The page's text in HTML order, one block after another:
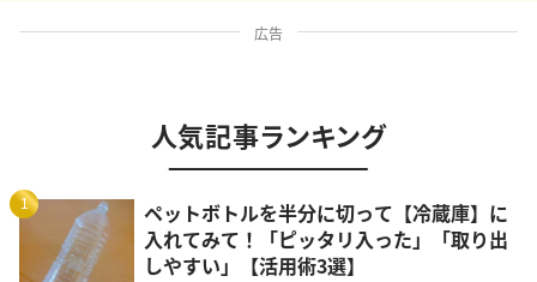
広告
人気記事ランキング
1
ペットボトルを半分に切って【冷蔵庫】に
入れてみて！「ピッタリ入った」「取り出
しやすい」【活用術3選】